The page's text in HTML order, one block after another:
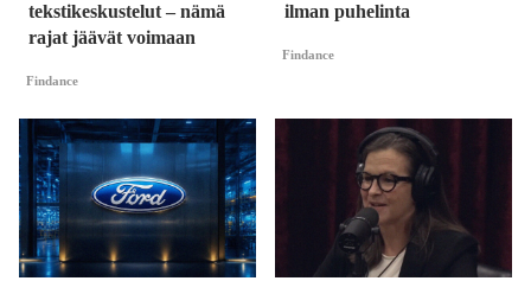
tekstikeskustelut – nämä
rajat jäävät voimaan
Findance
ilman puhelinta
Findance